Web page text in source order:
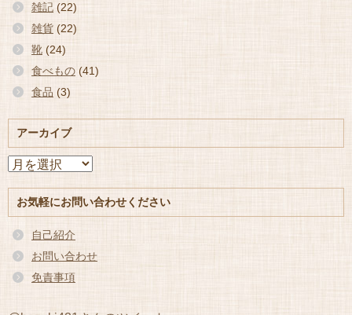
雑記 (22)
雑貨 (22)
靴 (24)
食べもの (41)
食品 (3)
アーカイブ
ア
イ
ブ
お気軽にお問い合わせください
自己紹介
お問い合わせ
免責事項